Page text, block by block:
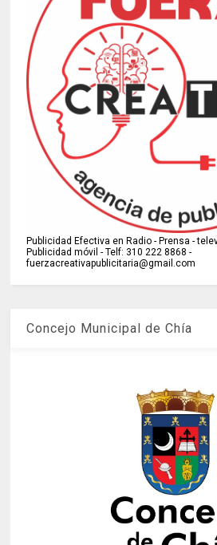
Publicidad Efectiva en Radio - Prensa -
Publicidad móvil - Telf: 310 222 8868 -
fuerzacreativapublicitaria@gmail.com
Concejo Municipal de Chía